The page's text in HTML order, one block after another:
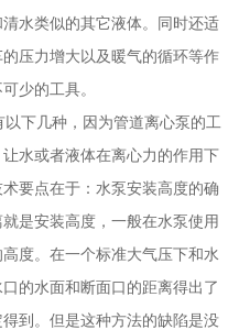
水类似的其它液体。同时还适
压力增大以及暖气的循环等作
少的工具。
以下几种，因为管道离心泵的工
水或者液体在离心力的作用下
要点在于：水泵安装高度的确
是安装高度，一般在水泵使用
度。在一个标准大气压下和水
的水面和断面口的距离得出了
到。但是这种方法的缺陷是没